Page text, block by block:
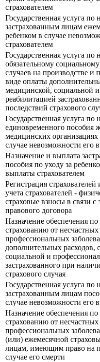
страхователем
Государственная услуга
застрахованным лицам
ребенком в случае
страхователем
Государственная услуга
обязательному
случаев на производстве и
виде оплаты
медицинской, социальной
реабилитацией
последствий страхового
Государственная услуга
единовременного пособия
медицинских
случае невозможности его
Назначение и выплата
пособия по уходу за
выплаты страхователем
Регистрация
учета страхователей -
страховые взносы в связи
правового договора
Назначение обеспечения
страхованию от
профессиональных
дополнительных расходов,
социальной и
застрахованного при
страхового случая
Государственная услуга
застрахованным лицам
случае невозможности его
Назначение обеспечения
страхованию от
профессиональных
(или) ежемесячной
лицам, имеющим право на
случае его смерти